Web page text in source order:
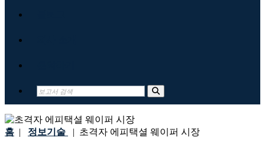
홈 | 정보기술 | 초격자 에피택셜 웨이퍼 시장